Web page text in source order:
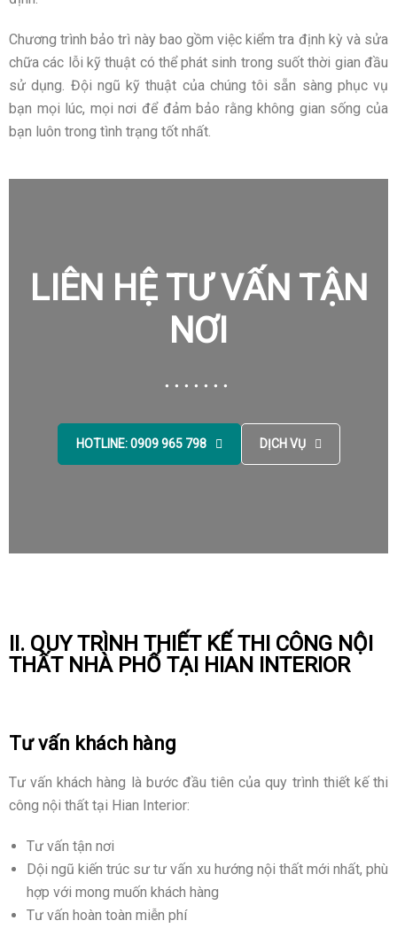
Chương trình bảo trì này bao gồm việc kiểm tra định kỳ và sửa
chữa các lỗi kỹ thuật có thể phát sinh trong suốt thời gian đầu
sử dụng. Đội ngũ kỹ thuật của chúng tôi sẵn sàng phục vụ
bạn mọi lúc, mọi nơi để đảm bảo rằng không gian sống của
bạn luôn trong tình trạng tốt nhất.
LIÊN HỆ TƯ VẤN TẬN
NƠI
HOTLINE: 0909 965 798 DỊCH VỤ
II. QUY TRÌNH THIẾT KẾ THI CÔNG NỘI
THẤT NHÀ PHỐ TẠI HIAN INTERIOR
Tư vấn khách hàng
Tư vấn khách hàng là bước đầu tiên của quy trình thiết kế thi
công nội thất tại Hian Interior:
Tư vấn tận nơi
Dội ngũ kiến trúc sư tư vấn xu hướng nội thất mới nhất, phù
hợp với mong muốn khách hàng
Tư vấn hoàn toàn miễn phí